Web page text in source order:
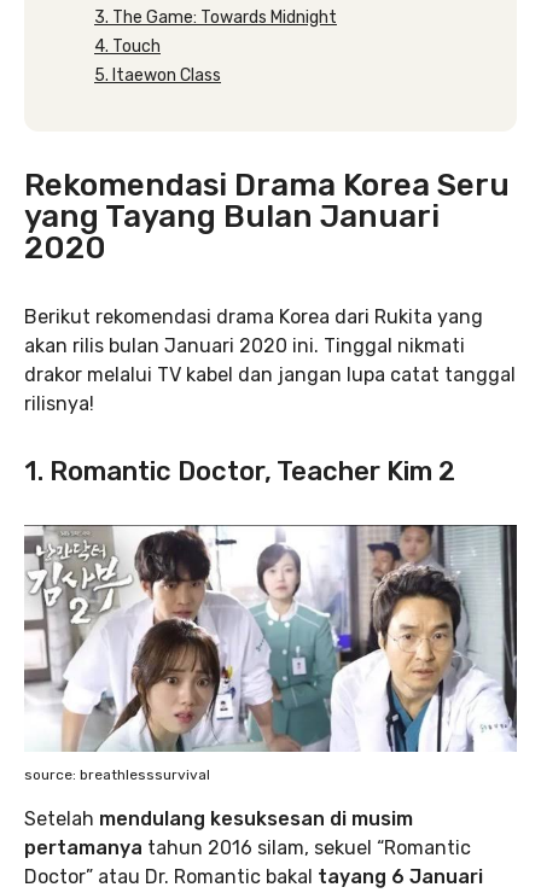
3. The Game: Towards Midnight
4. Touch
5. Itaewon Class
Rekomendasi Drama Korea Seru
yang Tayang Bulan Januari
2020
Berikut rekomendasi drama Korea dari Rukita yang
akan rilis bulan Januari 2020 ini. Tinggal nikmati
drakor melalui TV kabel dan jangan lupa catat tanggal
rilisnya!
1. Romantic Doctor, Teacher Kim 2
source: breathlesssurvival
Setelah mendulang kesuksesan di musim
pertamanya tahun 2016 silam, sekuel “Romantic
Doctor” atau Dr. Romantic bakal tayang 6 Januari